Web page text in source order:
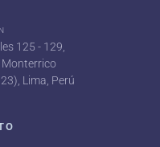
125 - 129,
Monterrico
Lima, Perú